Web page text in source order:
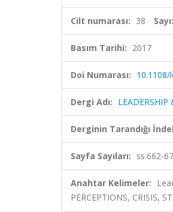
Cilt numarası: 38 Sayı:
Basım Tarihi: 2017
Doi Numarası:
Dergi Adı:
Derginin Tarandığı
Sayfa Sayıları: ss.662-
Anahtar Kelimeler:
PERCEPTIONS, CRISIS,